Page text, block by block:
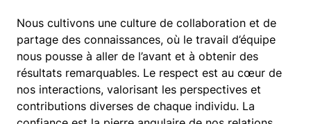
Nous cultivons une culture de collaboration et de
partage des connaissances, où le travail d’équipe
nous pousse à aller de l’avant et à obtenir des
résultats remarquables. Le respect est au cœur de
nos interactions, valorisant les perspectives et
contributions diverses de chaque individu. La